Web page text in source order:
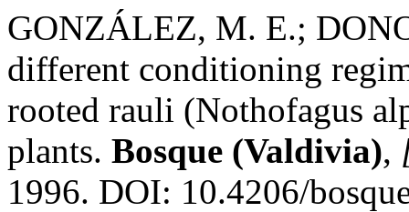
GONZÁLEZ, M. E.;
different conditioning
rooted rauli (Nothofagus
plants. Bosque (Valdivia),
1996. DOI: 10.4206/